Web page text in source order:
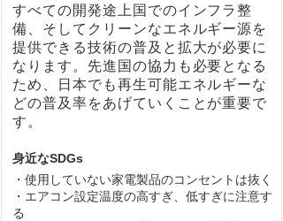
すべての開発途上国でのインフラ整
備、そしてクリーンなエネルギー源を
提供できる技術の普及と拡大が必要に
なります。先進国の協力も必要となる
ため、日本でも再生可能エネルギーな
どの普及率をあげていくことが重要で
す。
身近なSDGs
・使用していない家電製品のコンセントは抜く
・エアコン設定温度の高すぎ、低すぎに注意す
る